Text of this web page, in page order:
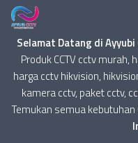
Selamat Datang di Ayyubi
Produk CCTV cctv murah,
harga cctv hikvision,
kamera cctv, paket cctv,
Temukan semua kebutuhan